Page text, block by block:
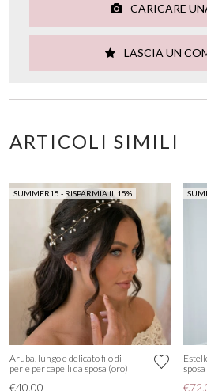
CARICARE
LASCIA UN
ARTICOLI SIMILI
SUMMER15 - RISPARMIA IL 15%
Aruba, lungo e delicato filo di
perle per capelli da sposa (oro)
€40.00